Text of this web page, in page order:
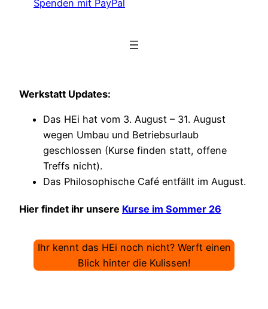
Spenden mit PayPal
Werkstatt Updates:
Das HEi hat vom 3. August – 31. August
wegen Umbau und Betriebsurlaub
geschlossen (Kurse finden statt, offene
Treffs nicht).
Das Philosophische Café entfällt im August.
Hier findet ihr unsere Kurse im Sommer 26
Ihr kennt das HEi noch nicht? Werft einen
Blick hinter die Kulissen!